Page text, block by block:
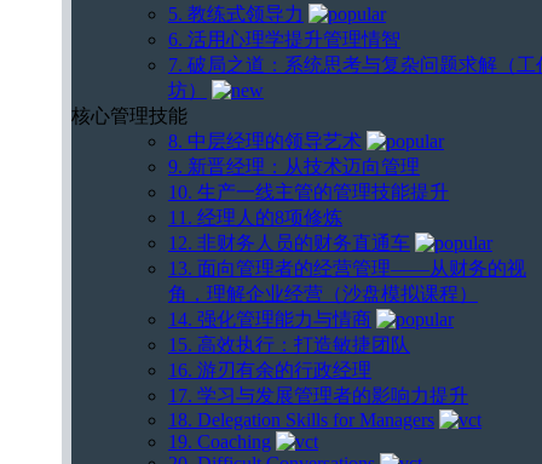
5. 教练式领导力
6. 活用心理学提升管理情智
7. 破局之道：系统思考与复杂问题求解（工
坊）
核心管理技能
8. 中层经理的领导艺术
9. 新晋经理：从技术迈向管理
10. 生产一线主管的管理技能提升
11. 经理人的8项修炼
12. 非财务人员的财务直通车
13. 面向管理者的经营管理——从财务的视
角，理解企业经营（沙盘模拟课程）
14. 强化管理能力与情商
15. 高效执行：打造敏捷团队
16. 游刃有余的行政经理
17. 学习与发展管理者的影响力提升
18. Delegation Skills for Managers
19. Coaching